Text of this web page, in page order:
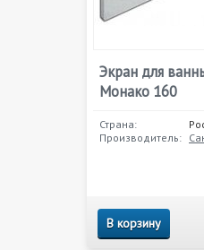
Экран для
Монако 160
Страна:
Производитель:
В корзину